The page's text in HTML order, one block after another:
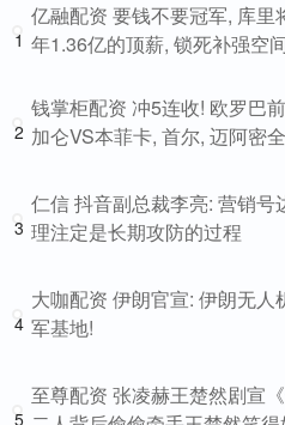
1
亿融配资 要钱不要冠军, 库里
年1.36亿的顶薪, 锁死补强空
2
钱掌柜配资 冲5连收! 欧罗巴
加仑VS本菲卡, 首尔, 迈阿密
3
仁信 抖音副总裁李亮: 营销号
理注定是长期攻防的过程
4
大咖配资 伊朗官宣: 伊朗无人
军基地!
5
至尊配资 张凌赫王楚然剧宣《